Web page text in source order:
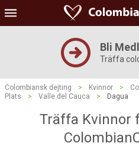
Bli
Träffa
Colombiansk dejting > Kvinnor >
Plats
> Valle del Cauca > Dagua
Träffa Kvinnor